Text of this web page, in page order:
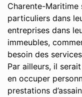
Charente-Maritime
particuliers dans
entreprises dans
immeubles,
besoin des
Par ailleurs, il
en occuper
prestations